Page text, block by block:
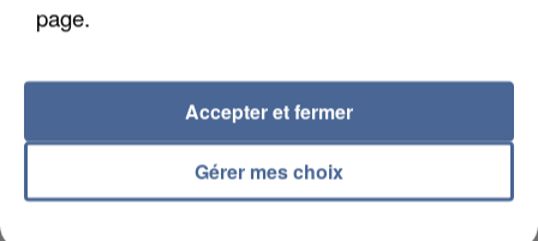
page.
Gérer mes choix
Accepter et fermer